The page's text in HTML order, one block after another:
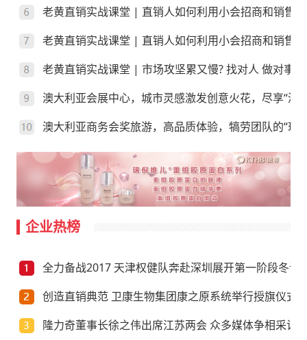
老黄直销实战课堂 | 直销人如何利用小会招商和销售
老黄直销实战课堂 | 直销人如何利用小会招商和销售
老黄直销实战课堂 | 市场攻坚累又慢? 找对人 做对事
澳大利亚会展中心，城市灵感激发创意火花，尽享“澳”
澳大利亚商务会奖旅游，高品质体验，犒劳团队的“玩”
企业热榜
全力备战2017 天津权健队奔赴深圳展开第一阶段冬训
创造直销典范 卫康生物集团康之原系统举行授旗仪式
隆力奇董事长徐之伟出席江苏两会 众多媒体争相采访